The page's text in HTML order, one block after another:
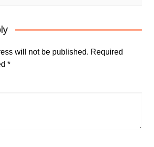
will not be published. Required
*